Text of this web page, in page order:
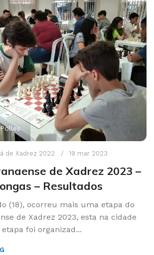
de Xadrez 2022 19 mar 2023
de Xadrez 2023 –
– Resultados
(18), ocorreu mais uma etapa do
de Xadrez 2023, esta na cidade
foi organizad...